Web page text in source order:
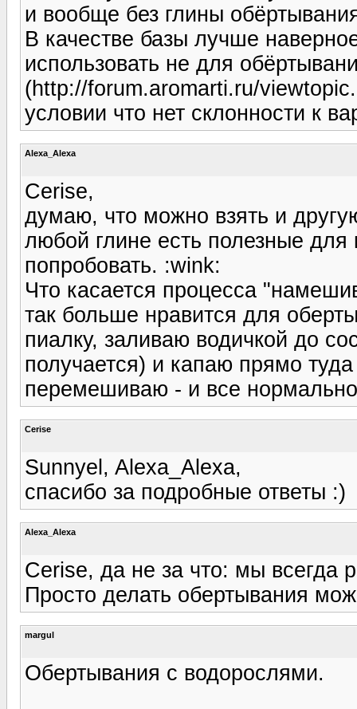
и вообще без глины
В качестве базы лучше
использовать не для
(http://forum.aromarti.ru/
условии что нет склонности к
Alexa_Alexa
Cerise,
думаю, что можно взять и
любой глине есть полезные
попробовать. :wink:
Что касается процесса
так больше нравится для
пиалку, заливаю водичкой до
получается) и капаю прямо
перемешиваю - и все
Cerise
Sunnyel, Alexa_Alexa,
спасибо за подробные ответы :)
Alexa_Alexa
Cerise, да не за что: мы всегда
Просто делать обертывания
margul
Обертывания с водорослями.